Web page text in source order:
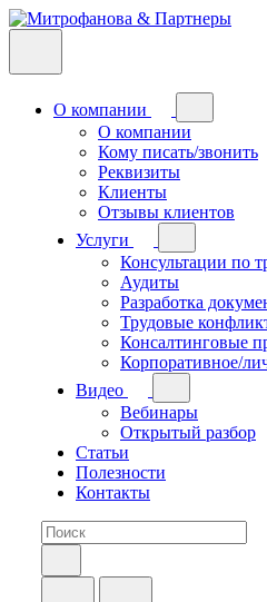
О компании
О компании
Кому писать/звонить
Реквизиты
Клиенты
Отзывы клиентов
Услуги
Консультации по
Аудиты
Разработка
Трудовые
Консалтинговые
Корпоративное/
Видео
Вебинары
Открытый разбор
Статьи
Полезности
Контакты